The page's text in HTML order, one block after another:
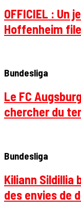
OFFICIEL : Un
Hoffenheim
Bundesliga
Le FC
chercher du
Bundesliga
Kiliann Sildillia
des envies de